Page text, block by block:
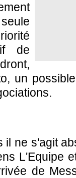
de
un
il ne s'agit
L'Equipe
de